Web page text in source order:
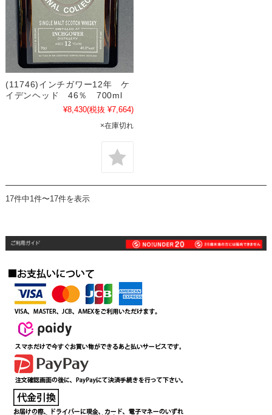
(11746)インチガワー12年 ケ
イデンヘッド 46％ 700ml
¥8,430(税抜 ¥7,664)
×在庫切れ
17件中1件〜17件を表示